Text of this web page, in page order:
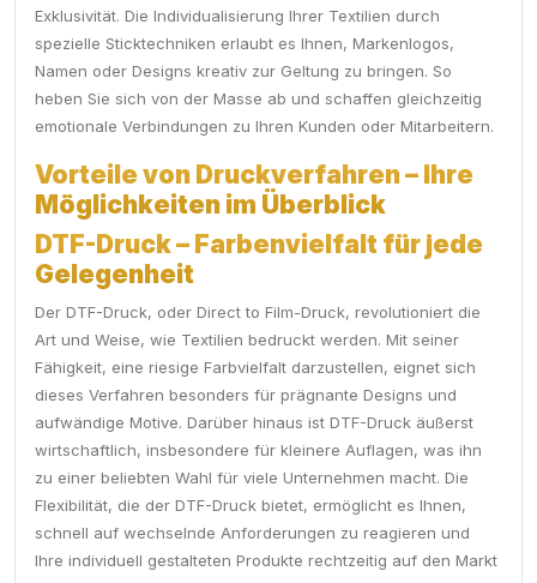
Exklusivität. Die Individualisierung Ihrer Textilien durch
spezielle Sticktechniken erlaubt es Ihnen, Markenlogos,
Namen oder Designs kreativ zur Geltung zu bringen. So
heben Sie sich von der Masse ab und schaffen gleichzeitig
emotionale Verbindungen zu Ihren Kunden oder Mitarbeitern.
Vorteile von Druckverfahren – Ihre
Möglichkeiten im Überblick
DTF-Druck – Farbenvielfalt für jede
Gelegenheit
Der DTF-Druck, oder Direct to Film-Druck, revolutioniert die
Art und Weise, wie Textilien bedruckt werden. Mit seiner
Fähigkeit, eine riesige Farbvielfalt darzustellen, eignet sich
dieses Verfahren besonders für prägnante Designs und
aufwändige Motive. Darüber hinaus ist DTF-Druck äußerst
wirtschaftlich, insbesondere für kleinere Auflagen, was ihn
zu einer beliebten Wahl für viele Unternehmen macht. Die
Flexibilität, die der DTF-Druck bietet, ermöglicht es Ihnen,
schnell auf wechselnde Anforderungen zu reagieren und
Ihre individuell gestalteten Produkte rechtzeitig auf den Markt